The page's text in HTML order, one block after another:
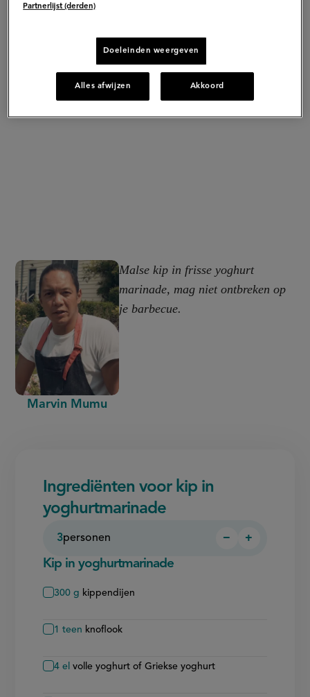
Marvin Mumu
Malse kip in frisse yoghurt
marinade, mag niet ontbreken op
je barbecue.
Ingrediënten voor kip in
yoghurtmarinade
3personen
Persoon
−
Persoon
+
Kip in yoghurtmarinade
300 g kippendijen
1 teen knoflook
4 el volle yoghurt of Griekse yoghurt
Partnerlijst (derden)
Doeleinden weergeven
Alles afwijzen Akkoord